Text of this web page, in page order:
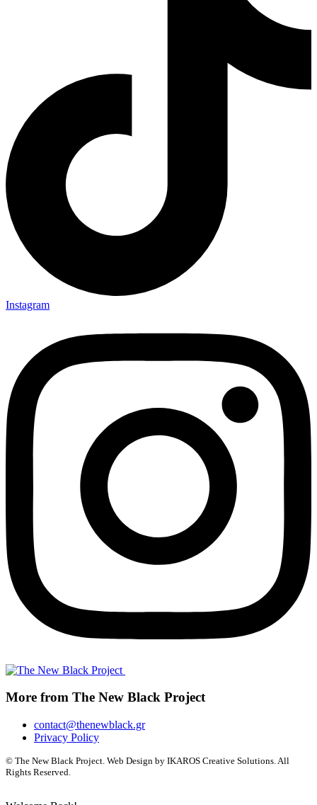
Instagram
More from The New Black Project
contact@thenewblack.gr
Privacy Policy
© The New Black Project. Web Design by IKAROS Creative Solutions. All
Rights Reserved.